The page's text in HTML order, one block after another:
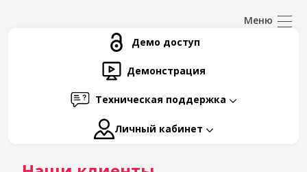
Демо доступ
Демонстрация
Техническая поддержка
Личный кабинет